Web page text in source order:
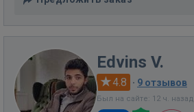
Edvins V.
4.8 · 9 отзывов
Был на сайте: 12 ч. назад